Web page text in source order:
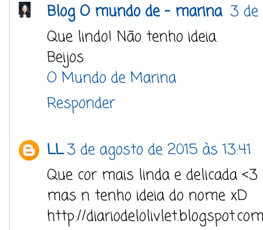
Blog O mundo de - marina 3 de
Que lindo! Não tenho ideia.
Beijos
O Mundo de Marina
Responder
LL3 de agosto de 2015 às 13:41
Que cor mais linda e delicada <3
mas n tenho ideia do nome xD
http://